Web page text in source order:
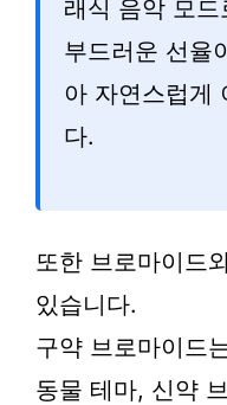
래식 음악 모
부드러운 선율
아 자연스럽게
다.
또한 브로마이드
있습니다.
구약 브로마이드
동물 테마, 신약